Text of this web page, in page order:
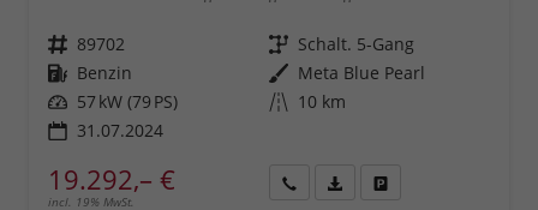
Fahrzeugnr. 89702 Getriebe Schalt. 5-Gang
Kraftstoff Benzin Außenfarbe Meta Blue Pearl
Leistung 57 kW (79 PS) Kilometerstand 10 km
31.07.2024
19.292,– €
incl. 19% MwSt.